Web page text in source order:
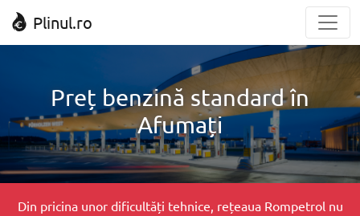
Plinul.ro
Preț benzină standard în
Afumați
Din pricina unor dificultăți tehnice, rețeaua Rompetrol nu